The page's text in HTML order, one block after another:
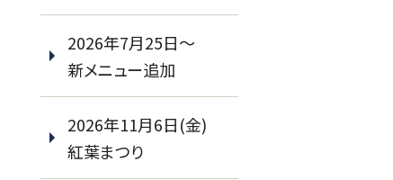
2026年7月25日～
新メニュー追加
2026年11月6日(金)
紅葉まつり